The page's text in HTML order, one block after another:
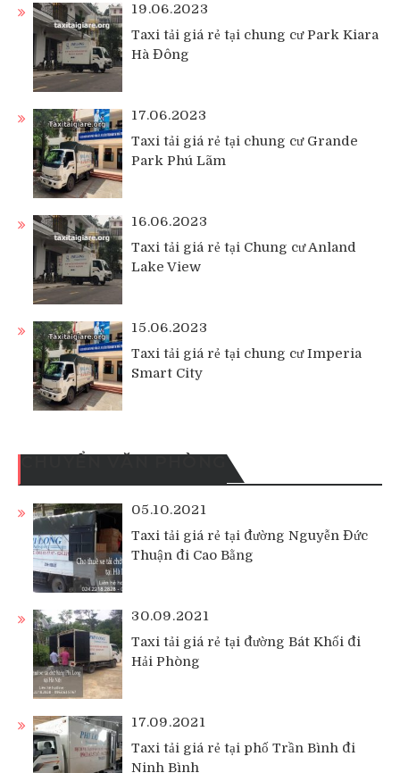
19.06.2023
Taxi tải giá rẻ tại chung cư Park Kiara
Hà Đông
17.06.2023
Taxi tải giá rẻ tại chung cư Grande
Park Phú Lãm
16.06.2023
Taxi tải giá rẻ tại Chung cư Anland
Lake View
15.06.2023
Taxi tải giá rẻ tại chung cư Imperia
Smart City
05.10.2021
Taxi tải giá rẻ tại đường Nguyễn Đức
Thuận đi Cao Bằng
30.09.2021
Taxi tải giá rẻ tại đường Bát Khối đi
Hải Phòng
17.09.2021
Taxi tải giá rẻ tại phố Trần Bình đi
Ninh Bình